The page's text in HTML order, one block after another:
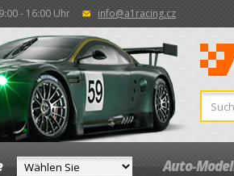
- 16:00 Uhr info@a1racing.cz
Auto-